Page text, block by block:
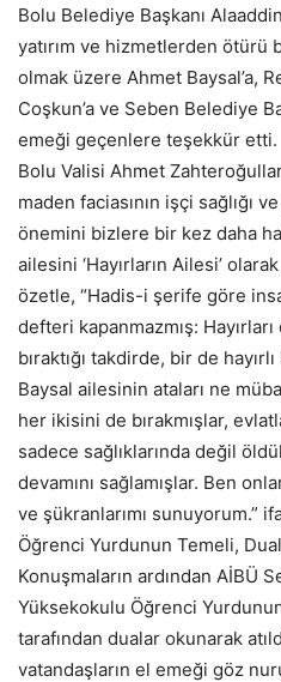
Bolu Belediye Başkanı
yatırım ve hizmetlerden ötürü
olmak üzere Ahmet Baysal’a,
Coşkun’a ve Seben Belediye
emeği geçenlere teşekkür etti.
Bolu Valisi Ahmet
maden faciasının işçi sağlığı
önemini bizlere bir kez daha
ailesini ‘Hayırların Ailesi’
özetle, “Hadis-i şerife göre
defteri kapanmazmış:
bıraktığı takdirde, bir de
Baysal ailesinin ataları ne
her ikisini de bırakmışlar,
sadece sağlıklarında değil
devamını sağlamışlar. Ben
ve şükranlarımı sunuyorum.”
Öğrenci Yurdunun Temeli,
Konuşmaların ardından AİBÜ
Yüksekokulu Öğrenci
tarafından dualar okunarak
vatandaşların el emeği göz